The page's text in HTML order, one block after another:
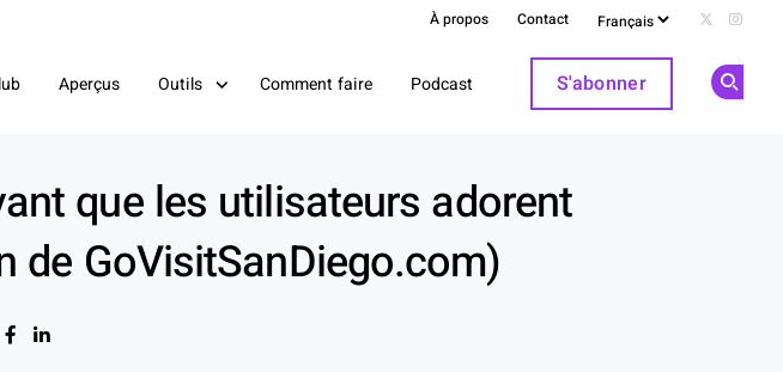
À propos Contact Follow
Aperçus Outils Comment faire Podcast S'abonner
Share
que les utilisateurs adorent
de GoVisitSanDiego.com)
through Email
page
on Pinterest
Share on Twitter
Share on Facebook